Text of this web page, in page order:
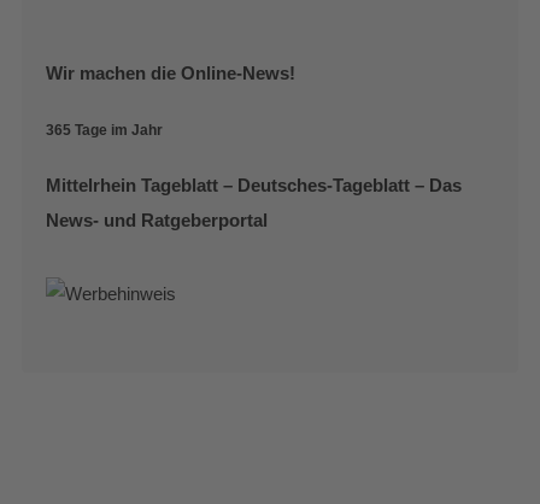
Wir machen die Online-News!
365 Tage im Jahr
Mittelrhein Tageblatt – Deutsches-Tageblatt – Das
News- und Ratgeberportal